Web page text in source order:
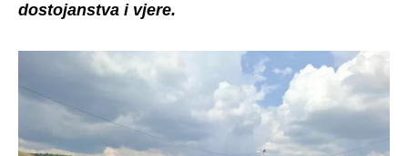
dostojanstva i vjere.